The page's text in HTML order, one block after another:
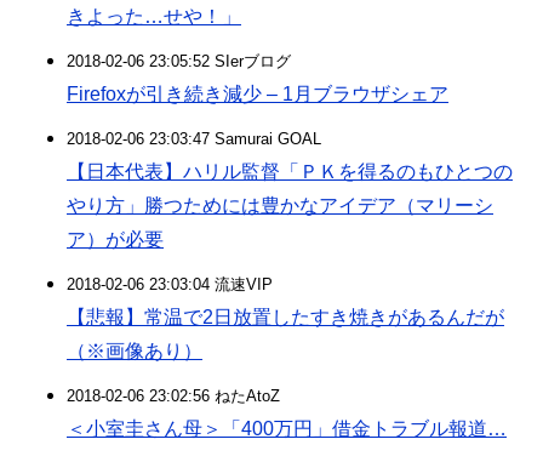
きよった…せや！」
2018-02-06 23:05:52 SIerブログ
Firefoxが引き続き減少 – 1月ブラウザシェア
2018-02-06 23:03:47 Samurai GOAL
【日本代表】ハリル監督「ＰＫを得るのもひとつの
やり方」勝つためには豊かなアイデア（マリーシ
ア）が必要
2018-02-06 23:03:04 流速VIP
【悲報】常温で2日放置したすき焼きがあるんだが
（※画像あり）
2018-02-06 23:02:56 ねたAtoZ
＜小室圭さん母＞「400万円」借金トラブル報道…